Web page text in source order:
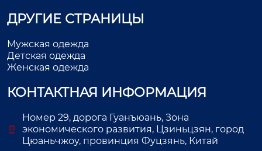
ДРУГИЕ СТРАНИЦЫ
Мужская одежда
Детская одежда
Женская одежда
КОНТАКТНАЯ ИНФОРМАЦИЯ
Номер 29, дорога Гуанъюань, Зона
экономического развития, Цзиньцзян, город
Цюаньчжоу, провинция Фуцзянь, Китай